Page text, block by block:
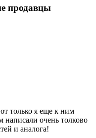
продавцы
только я еще к ним
написали очень толково
и аналога!